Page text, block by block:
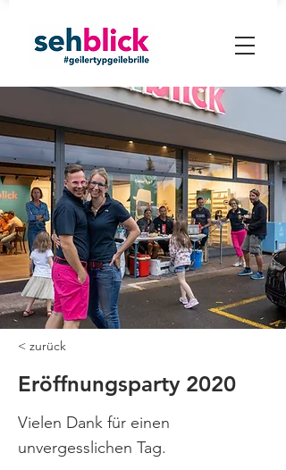
< zurück
Eröffnungsparty 2020
Vielen Dank für einen
unvergesslichen Tag.